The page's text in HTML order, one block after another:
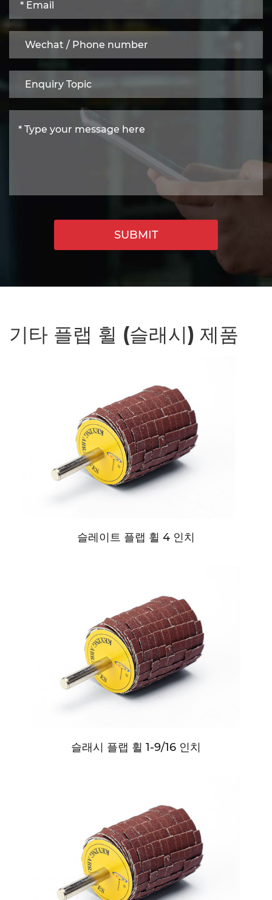
SUBMIT
기타 플랩 휠 (슬래시) 제품
슬레이트 플랩 휠 4 인치
슬래시 플랩 휠 1-9/16 인치